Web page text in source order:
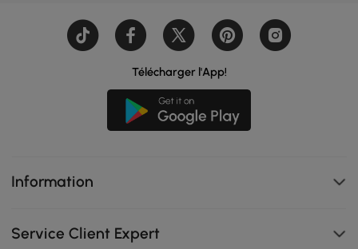
Télécharger l'App!
Information
Service Client Expert